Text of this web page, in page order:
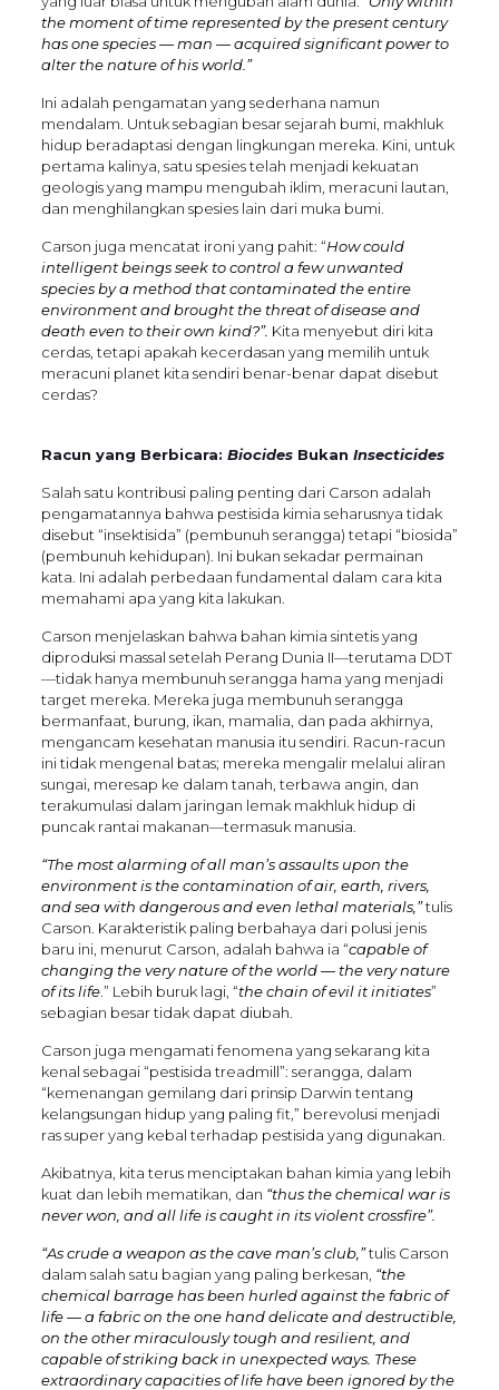
the moment of time represented by the present century
has one species — man — acquired significant power to
alter the nature of his world.”
Ini adalah pengamatan yang sederhana namun
mendalam. Untuk sebagian besar sejarah bumi, makhluk
hidup beradaptasi dengan lingkungan mereka. Kini, untuk
pertama kalinya, satu spesies telah menjadi kekuatan
geologis yang mampu mengubah iklim, meracuni lautan,
dan menghilangkan spesies lain dari muka bumi.
Carson juga mencatat ironi yang pahit: “How could
intelligent beings seek to control a few unwanted
species by a method that contaminated the entire
environment and brought the threat of disease and
death even to their own kind?”. Kita menyebut diri kita
cerdas, tetapi apakah kecerdasan yang memilih untuk
meracuni planet kita sendiri benar-benar dapat disebut
cerdas?
Racun yang Berbicara: BiocidesBukan Insecticides
Salah satu kontribusi paling penting dari Carson adalah
pengamatannya bahwa pestisida kimia seharusnya tidak
disebut “insektisida” (pembunuh serangga) tetapi “biosida”
(pembunuh kehidupan). Ini bukan sekadar permainan
kata. Ini adalah perbedaan fundamental dalam cara kita
memahami apa yang kita lakukan.
Carson menjelaskan bahwa bahan kimia sintetis yang
diproduksi massal setelah Perang Dunia II—terutama DDT
—tidak hanya membunuh serangga hama yang menjadi
target mereka. Mereka juga membunuh serangga
bermanfaat, burung, ikan, mamalia, dan pada akhirnya,
mengancam kesehatan manusia itu sendiri. Racun-racun
ini tidak mengenal batas; mereka mengalir melalui aliran
sungai, meresap ke dalam tanah, terbawa angin, dan
terakumulasi dalam jaringan lemak makhluk hidup di
puncak rantai makanan—termasuk manusia.
“The most alarming of all man’s assaults upon the
environment is the contamination of air, earth, rivers,
and sea with dangerous and even lethal materials,”tulis
Carson. Karakteristik paling berbahaya dari polusi jenis
baru ini, menurut Carson, adalah bahwa ia “capable of
changing the very nature of the world — the very nature
of its life.” Lebih buruk lagi, “the chain of evil it initiates”
sebagian besar tidak dapat diubah.
Carson juga mengamati fenomena yang sekarang kita
kenal sebagai “pestisida treadmill”: serangga, dalam
“kemenangan gemilang dari prinsip Darwin tentang
kelangsungan hidup yang paling fit,” berevolusi menjadi
ras super yang kebal terhadap pestisida yang digunakan.
Akibatnya, kita terus menciptakan bahan kimia yang lebih
kuat dan lebih mematikan, dan “thus the chemical war is
never won, and all life is caught in its violent crossfire”.
“As crude a weapon as the cave man’s club,”tulis Carson
dalam salah satu bagian yang paling berkesan, “the
chemical barrage has been hurled against the fabric of
life — a fabric on the one hand delicate and destructible,
on the other miraculously tough and resilient, and
capable of striking back in unexpected ways. These
extraordinary capacities of life have been ignored by the